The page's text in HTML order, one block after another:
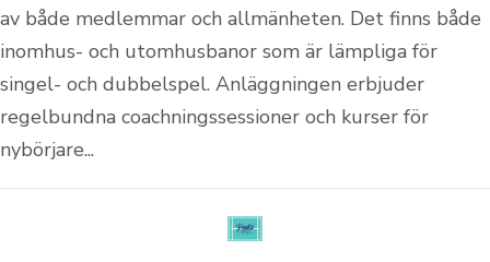
av både medlemmar och allmänheten. Det finns både
inomhus- och utomhusbanor som är lämpliga för
singel- och dubbelspel. Anläggningen erbjuder
regelbundna coachningssessioner och kurser för
nybörjare...